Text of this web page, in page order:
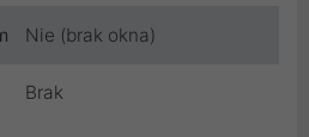
Nie (brak okna)
Brak